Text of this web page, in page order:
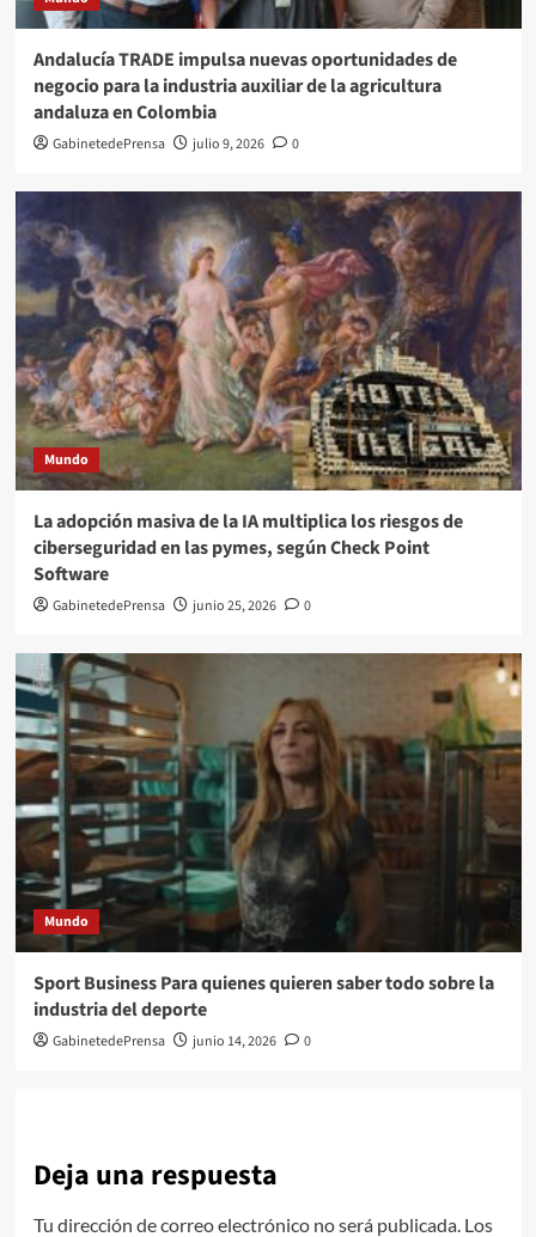
Andalucía TRADE impulsa nuevas oportunidades de
negocio para la industria auxiliar de la agricultura
andaluza en Colombia
GabinetedePrensa julio 9, 2026 0
Mundo
La adopción masiva de la IA multiplica los riesgos de
ciberseguridad en las pymes, según Check Point
Software
GabinetedePrensa junio 25, 2026 0
Mundo
Sport Business Para quienes quieren saber todo sobre la
industria del deporte
GabinetedePrensa junio 14, 2026 0
Deja una respuesta
Tu dirección de correo electrónico no será publicada. Los